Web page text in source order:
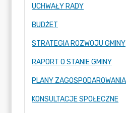
UCHWAŁY RADY
BUDŻET
STRATEGIA ROZWOJU GMINY
RAPORT O STANIE GMINY
KONSULTACJE SPOŁECZNE